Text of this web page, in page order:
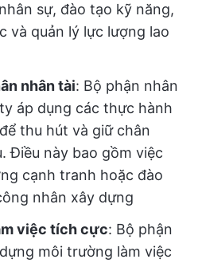
sự, đào tạo kỹ năng,
và quản lý lực lượng lao
nhân tài: Bộ phận nhân
áp dụng các thực hành
thu hút và giữ chân
Điều này bao gồm việc
cạnh tranh hoặc đào
nhân xây dựng
việc tích cực: Bộ phận
môi trường làm việc